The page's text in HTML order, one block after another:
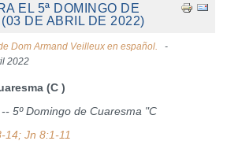
EL 5ª DOMINGO DE
DE ABRIL DE 2022)
Dom Armand Veilleux en español.
2022
(C )
5º Domingo de Cuaresma "C
14; Jn 8:1-11